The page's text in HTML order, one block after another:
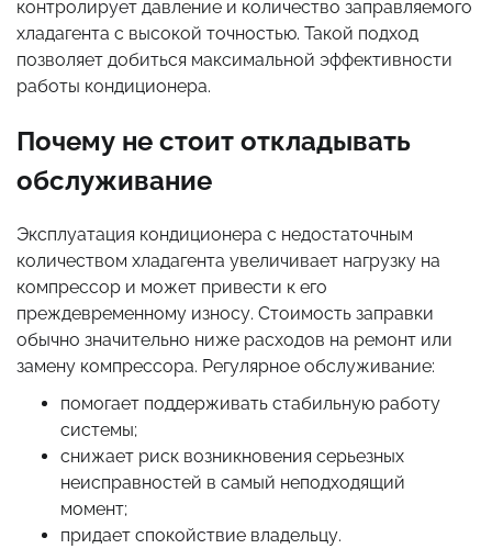
контролирует давление и количество заправляемого
хладагента с высокой точностью. Такой подход
позволяет добиться максимальной эффективности
работы кондиционера.
Почему не стоит откладывать
обслуживание
Эксплуатация кондиционера с недостаточным
количеством хладагента увеличивает нагрузку на
компрессор и может привести к его
преждевременному износу. Стоимость заправки
обычно значительно ниже расходов на ремонт или
замену компрессора. Регулярное обслуживание:
помогает поддерживать стабильную работу
системы;
снижает риск возникновения серьезных
неисправностей в самый неподходящий
момент;
придает спокойствие владельцу.